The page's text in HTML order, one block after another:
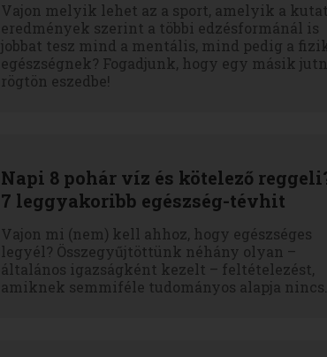
Vajon melyik lehet az a sport, amelyik a
eredmények szerint a többi edzésformánál is
jobbat tesz mind a mentális, mind pedig a
egészségnek? Fogadjunk, hogy egy másik
rögtön eszedbe!
Napi 8 pohár víz és kötelező
7 leggyakoribb egészség-tévhit
Vajon mi (nem) kell ahhoz, hogy egészséges
legyél? Összegyűjtöttünk néhány olyan –
általános igazságként kezelt – feltételezést,
amiknek semmiféle tudományos alapja nincs.